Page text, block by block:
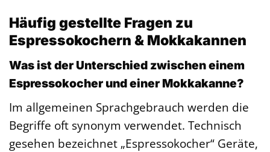
Häufig gestellte Fragen zu
Espressokochern & Mokkakannen
Was ist der Unterschied zwischen einem
Espressokocher und einer Mokkakanne?
Im allgemeinen Sprachgebrauch werden die
Begriffe oft synonym verwendet. Technisch
gesehen bezeichnet „Espressokocher“ Geräte,